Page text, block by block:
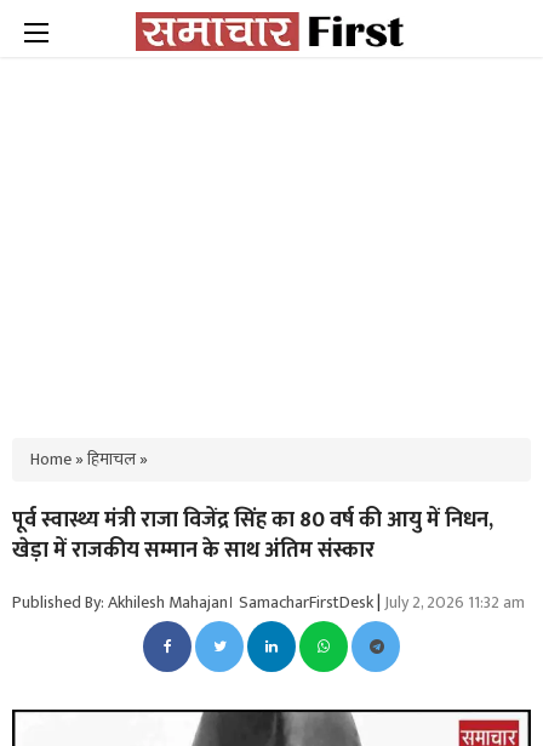
Home»हिमाचल»
पूर्व स्वास्थ्य मंत्री राजा विजेंद्र सिंह का 80 वर्ष की आयु में निधन,
खेड़ा में राजकीय सम्मान के साथ अंतिम संस्कार
Published By: Akhilesh Mahajan। SamacharFirstDesk|July 2, 2026 11:32 am